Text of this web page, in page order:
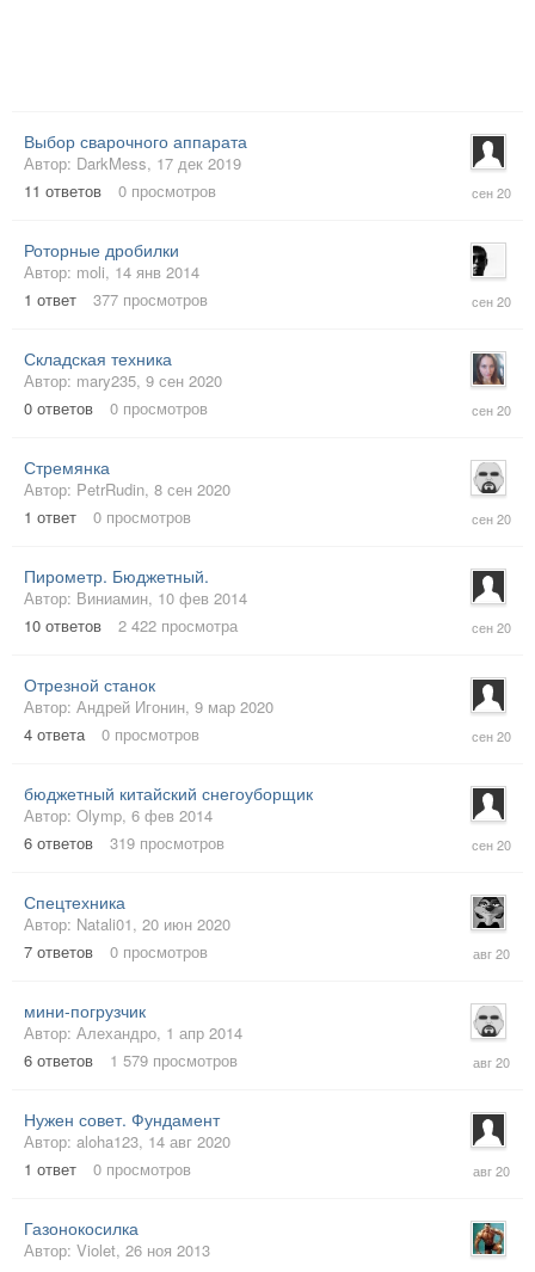
Выбор сварочного аппарата
Автор: DarkMess, 17 дек 2019
11 ответов 0 просмотров
сен
Роторные дробилки
Автор: moli, 14 янв 2014
1 ответ 377 просмотров
сен
Складская техника
Автор: mary235, 9 сен 2020
0 ответов 0 просмотров
сен
Стремянка
Автор: PetrRudin, 8 сен 2020
1 ответ 0 просмотров
сен
Пирометр. Бюджетный.
Автор: Виниамин, 10 фев 2014
10 ответов 2 422 просмотра
сен
Отрезной станок
Автор: Андрей Игонин, 9 мар 2020
4 ответа 0 просмотров
сен
бюджетный китайский снегоуборщик
Автор: Olymp, 6 фев 2014
6 ответов 319 просмотров
сен
Спецтехника
Автор: Natali01, 20 июн 2020
7 ответов 0 просмотров
авг
мини-погрузчик
Автор: Алехандро, 1 апр 2014
6 ответов 1 579 просмотров
авг
Нужен совет. Фундамент
Автор: aloha123, 14 авг 2020
1 ответ 0 просмотров
авг
Газонокосилка
Автор: Violet, 26 ноя 2013